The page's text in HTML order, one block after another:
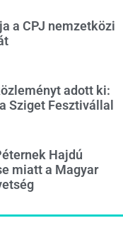
a CPJ nemzetközi
adott ki:
Sziget Fesztivállal
Hajdú
miatt a Magyar